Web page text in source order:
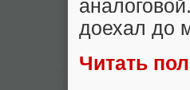
доехал до
Читать